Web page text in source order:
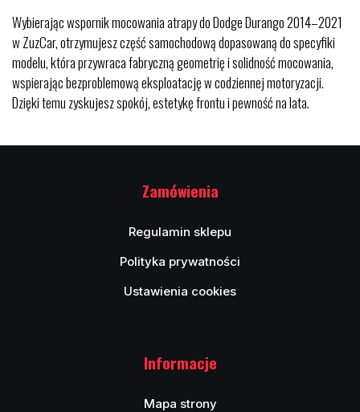
Wybierając wspornik mocowania atrapy do Dodge Durango 2014–2021
w ZuzCar, otrzymujesz część samochodową dopasowaną do specyfiki
modelu, która przywraca fabryczną geometrię i solidność mocowania,
wspierając bezproblemową eksploatację w codziennej motoryzacji.
Dzięki temu zyskujesz spokój, estetykę frontu i pewność na lata.
Zamówienia
Regulamin sklepu
Polityka prywatności
Ustawienia cookies
Informacje
Mapa strony